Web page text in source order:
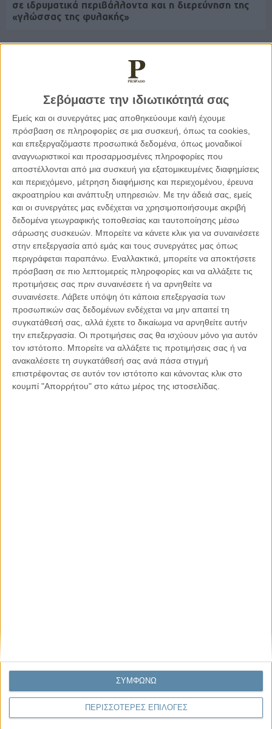
Σεβόμαστε την ιδιωτικότητά σας
Εμείς και οι συνεργάτες μας αποθηκεύουμε και/ή έχουμε
πρόσβαση σε πληροφορίες σε μια συσκευή, όπως τα cookies,
και επεξεργαζόμαστε προσωπικά δεδομένα, όπως μοναδικοί
αναγνωριστικοί και προσαρμοσμένες πληροφορίες που
αποστέλλονται από μια συσκευή για εξατομικευμένες διαφημίσεις
και περιεχόμενο, μέτρηση διαφήμισης και περιεχομένου, έρευνα
ακροατηρίου και ανάπτυξη υπηρεσιών. Με την άδειά σας, εμείς
και οι συνεργάτες μας ενδέχεται να χρησιμοποιήσουμε ακριβή
δεδομένα γεωγραφικής τοποθεσίας και ταυτοποίησης μέσω
σάρωσης συσκευών. Μπορείτε να κάνετε κλικ για να συναινέσετε
στην επεξεργασία από εμάς και τους συνεργάτες μας όπως
περιγράφεται παραπάνω. Εναλλακτικά, μπορείτε να αποκτήσετε
πρόσβαση σε πιο λεπτομερείς πληροφορίες και να αλλάξετε τις
προτιμήσεις σας πριν συναινέσετε ή να αρνηθείτε να
συναινέσετε. Λάβετε υπόψη ότι κάποια επεξεργασία των
προσωπικών σας δεδομένων ενδέχεται να μην απαιτεί τη
συγκατάθεσή σας, αλλά έχετε το δικαίωμα να αρνηθείτε αυτήν
την επεξεργασία. Οι προτιμήσεις σας θα ισχύουν μόνο για αυτόν
τον ιστότοπο. Μπορείτε να αλλάξετε τις προτιμήσεις σας ή να
ανακαλέσετε τη συγκατάθεσή σας ανά πάσα στιγμή
επιστρέφοντας σε αυτόν τον ιστότοπο και κάνοντας κλικ στο
κουμπί "Απορρήτου" στο κάτω μέρος της ιστοσελίδας.
ΠΕΡΙΣΣΟΤΕΡΕΣ ΕΠΙΛΟΓΕΣ
ΣΥΜΦΩΝΩ
σε ιδρυματικά περιβάλλοντα και η διερεύνηση της
«γλώσσας της φυλακής»
Κέλλυ Καμπάκη
Κέλλυ Καμπάκη: Η μαμά της Έμμας
γράφει για την “ισόβια καταδίκη
της”
Γιάννης Πανούσης
Οι μόνοι αθώοι
Αντώνιος Ντακανάλης
Τέμπη: Η Κορυφή του Παγόβουνου
μιας Κοινωνίας που βράζει
Γιάννης Πανούσης
Μικροδιάβολοι ή άγουροι
εγκληματίες; – Άρθρο – παρέμβαση
στο Propago του Γιάννη Πανούση
Να αφήνεις τους ανθρώπους να είναι (letting